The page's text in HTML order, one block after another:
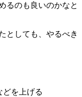
るのも良いのかなと
としても、やるべき
どを上げる